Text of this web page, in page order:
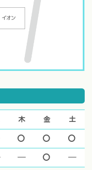
木 金 土
マル マル マル
休診 休診 マル